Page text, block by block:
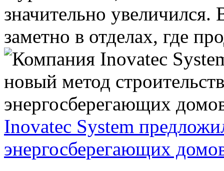
значительно
заметно в отделах, где
Inovatec System
энергосберегающих